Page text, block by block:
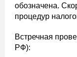
обозначена.
процедур
Встречная
РФ):